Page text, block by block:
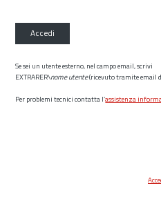
Accedi
Se sei un utente esterno, nel campo email, scrivi
EXTRARER\nome utente(ricevuto tramite email
Per problemi tecnici contatta l’assistenza